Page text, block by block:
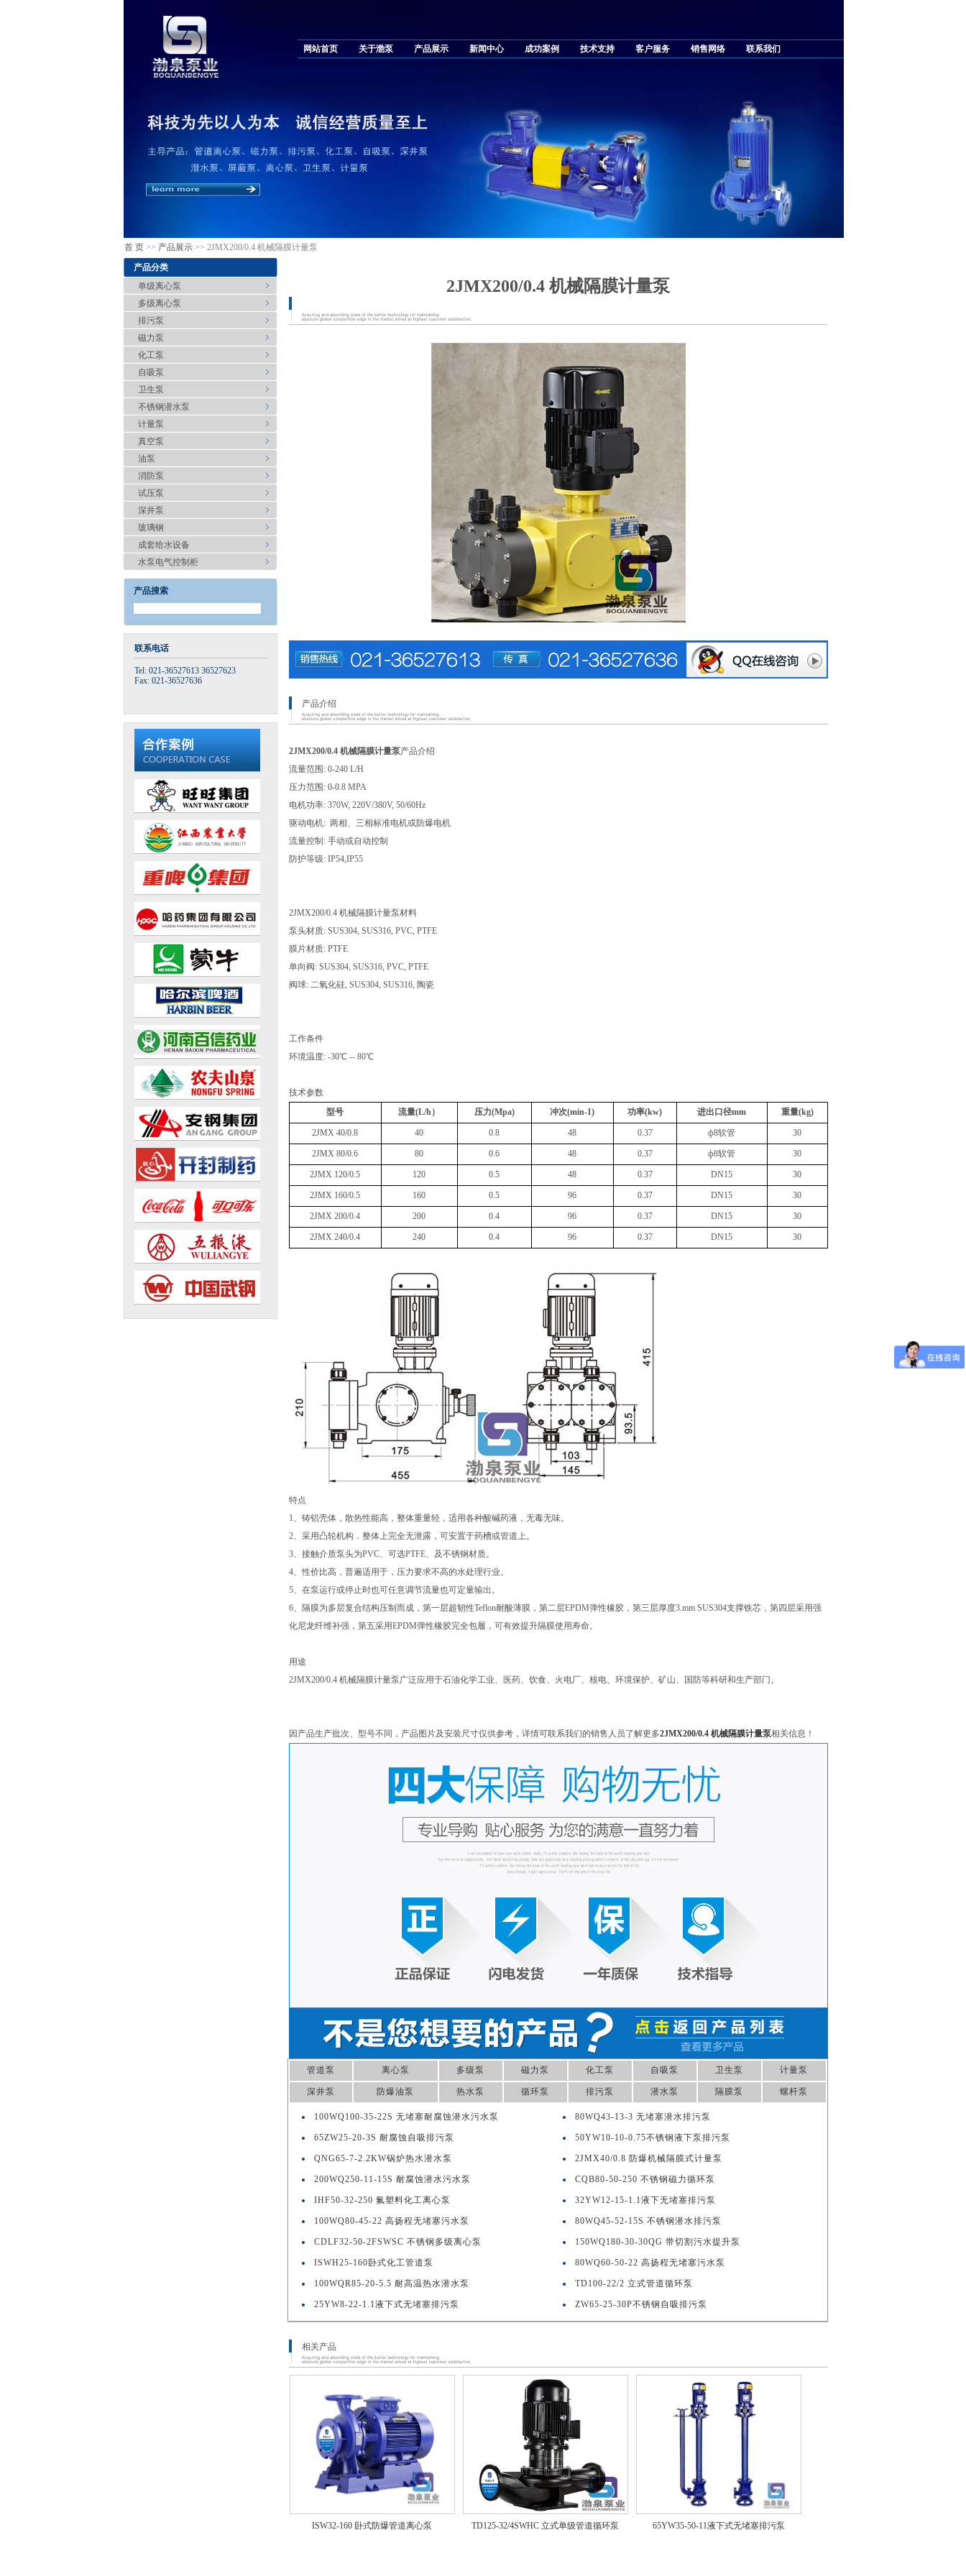
网站首页 关于渤泵 产品展示 新闻中心 成功案例 技术支持 客户服务 销售网络 联系我们
首 页>> 产品展示>> 2JMX200/0.4 机械隔膜计量泵
产品分类
单级离心泵
多级离心泵
排污泵
磁力泵
化工泵
自吸泵
卫生泵
不锈钢潜水泵
计量泵
真空泵
油泵
消防泵
试压泵
深井泵
玻璃钢
成套给水设备
水泵电气控制柜
产品搜索
联系电话
Tel: 021-36527613 36527623
Fax: 021-36527636
2JMX200/0.4 机械隔膜计量泵
产品介绍
2JMX200/0.4 机械隔膜计量泵产品介绍
流量范围: 0-240 L/H
压力范围: 0-0.8 MPA
电机功率: 370W, 220V/380V, 50/60Hz
驱动电机: 两相、三相标准电机或防爆电机
流量控制: 手动或自动控制
防护等级: IP54,IP55
2JMX200/0.4 机械隔膜计量泵材料
泵头材质: SUS304, SUS316, PVC, PTFE
膜片材质: PTFE
单向阀: SUS304, SUS316, PVC, PTFE
阀球: 二氧化硅, SUS304, SUS316, 陶瓷
工作条件
环境温度: -30℃ -- 80℃
技术参数
型号
流量(L/h） 压力(Mpa) 冲次(min-1) 功率(kw) 进出口径mm 重量(kg)
2JMX 40/0.8 40 0.8 48 0.37 ф8软管 30
2JMX 80/0.6 80 0.6 48 0.37 ф8软管 30
2JMX 120/0.5 120 0.5 48 0.37 DN15 30
2JMX 160/0.5 160 0.5 96 0.37 DN15 30
2JMX 200/0.4 200 0.4 96 0.37 DN15 30
2JMX 240/0.4 240 0.4 96 0.37 DN15 30
特点
1、铸铝壳体，散热性能高，整体重量轻，适用各种酸碱药液，无毒无味。
2、采用凸轮机构．整体上完全无泄露，可安置于药槽或管道上。
3、接触介质泵头为PVC、可选PTFE、及不锈钢材质。
4、性价比高，普遍适用于，压力要求不高的水处理行业。
5、在泵运行或停止时也可任意调节流量也可定量输出。
6、隔膜为多层复合结构压制而成，第一层超韧性Teflon耐酸薄膜，第二层EPDM弹性橡胶，第三层厚度3.mm SUS304支撑铁芯，第四层采用强
化尼龙纤维补强，第五采用EPDM弹性橡胶完全包履，可有效提升隔膜使用寿命。
用途
2JMX200/0.4 机械隔膜计量泵广泛应用于石油化学工业、医药、饮食、火电厂、核电、环境保护、矿山、国防等科研和生产部门。
因产品生产批次、型号不同，产品图片及安装尺寸仅供参考，详情可联系我们的销售人员了解更多2JMX200/0.4 机械隔膜计量泵相关信息！
管道泵 离心泵 多级泵 磁力泵 化工泵 自吸泵 卫生泵 计量泵
深井泵 防爆油泵 热水泵 循环泵 排污泵 潜水泵 隔膜泵 螺杆泵
100WQ100-35-22S 无堵塞耐腐蚀潜水污水泵 80WQ43-13-3 无堵塞潜水排污泵
65ZW25-20-3S 耐腐蚀自吸排污泵 50YW10-10-0.75不锈钢液下泵排污泵
QNG65-7-2.2KW锅炉热水潜水泵 2JMX40/0.8 防爆机械隔膜式计量泵
200WQ250-11-15S 耐腐蚀潜水污水泵 CQB80-50-250 不锈钢磁力循环泵
IHF50-32-250 氟塑料化工离心泵 32YW12-15-1.1液下无堵塞排污泵
100WQ80-45-22 高扬程无堵塞污水泵 80WQ45-52-15S 不锈钢潜水排污泵
CDLF32-50-2FSWSC 不锈钢多级离心泵 150WQ180-30-30QG 带切割污水提升泵
ISWH25-160卧式化工管道泵 80WQ60-50-22 高扬程无堵塞污水泵
100WQR85-20-5.5 耐高温热水潜水泵 TD100-22/2 立式管道循环泵
25YW8-22-1.1液下式无堵塞排污泵 ZW65-25-30P不锈钢自吸排污泵
相关产品
ISW32-160 卧式防爆管道离心泵 TD125-32/4SWHC 立式单级管道循环泵 65YW35-50-11液下式无堵塞排污泵